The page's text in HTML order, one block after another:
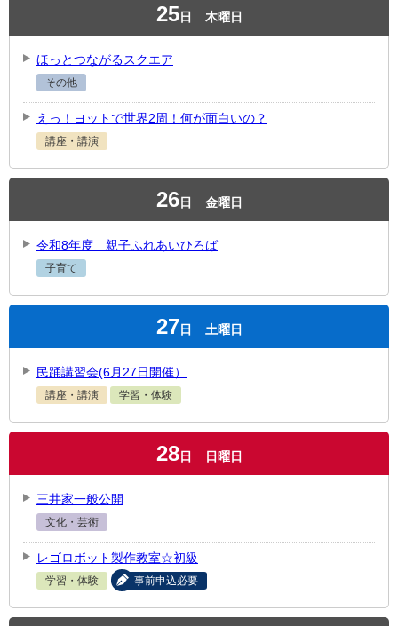
25日 木曜日
ほっとつながるスクエア
その他
えっ！ヨットで世界2周！何が面白いの？
講座・講演
26日 金曜日
令和8年度 親子ふれあいひろば
子育て
27 日 土曜日
民踊講習会(6月27日開催）
講座・講演 学習・体験
28日 日曜日
三井家一般公開
文化・芸術
レゴロボット製作教室☆初級
学習・体験 事前申込必要